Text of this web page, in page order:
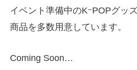
イベント準備中のKｰPOPグッ
商品を多数用意しています。
Coming Soon…